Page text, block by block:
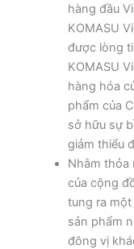
hàng đầu
KOMASU
được lòng
KOMASU
hàng hóa
phẩm của
sở hữu sự
giảm thiểu
Nhằm thỏa
của cộng
tung ra
sản phẩm
đông vị